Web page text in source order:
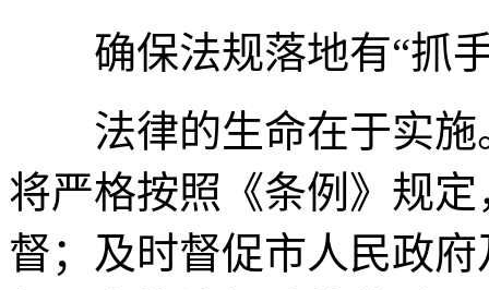
确保法规落地有“抓手
法律的生命在于实施
将严格按照《条例》规
督；及时督促市人民政